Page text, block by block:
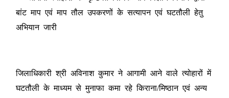
बांट माप एवं माप तौल उपकरणों के सत्यापन एवं घटतौली हेतु
अभियान जारी
जिलाधिकारी श्री अविनाश कुमार ने आगामी आने वाले त्योहारों में
घटतौली के माध्यम से मुनाफा कमा रहे किराना/मिष्ठान एवं अन्य